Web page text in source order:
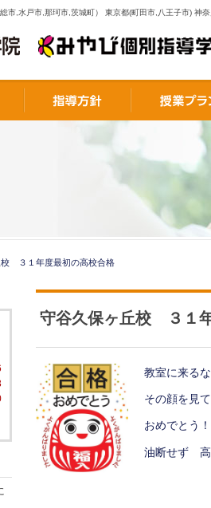
市,水戸市,那珂市,茨城町） 東京都(町田市,八王子市) 神
校 ３１年度最初の高校合格
守谷久保ヶ丘校 ３１
教室に来る
その顔を見
おめでとう
油断せず 高